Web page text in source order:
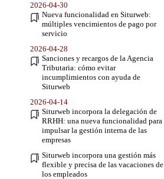
2026-04-30
Nueva funcionalidad en Siturweb:
múltiples vencimientos de pago por
servicio
2026-04-28
Sanciones y recargos de la Agencia
Tributaria: cómo evitar
incumplimientos con ayuda de
Siturweb
2026-04-14
Siturweb incorpora la delegación de
RRHH: una nueva funcionalidad para
impulsar la gestión interna de las
empresas
Siturweb incorpora una gestión más
flexible y precisa de las vacaciones de
los empleados